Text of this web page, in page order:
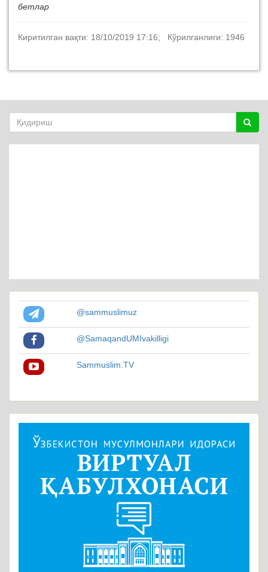
бетлар
Киритилган вақти: 18/10/2019 17:16; Кўрилганлиги: 1946
@sammuslimuz
@SamaqandUMIvakilligi
Sammuslim.TV